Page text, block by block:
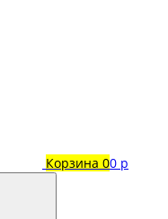
Корзина 00 р